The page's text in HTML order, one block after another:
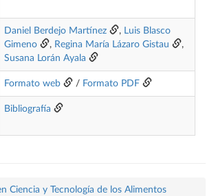
Daniel Berdejo Martínez , Luis Blasco
Gimeno
, Regina María Lázaro Gistau
,
Susana Lorán Ayala
Formato web / Formato PDF
Bibliografía
Ciencia y Tecnología de los Alimentos